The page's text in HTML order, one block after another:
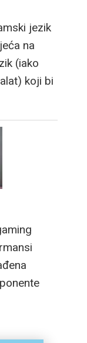
jezik
na
(iako
koji bi